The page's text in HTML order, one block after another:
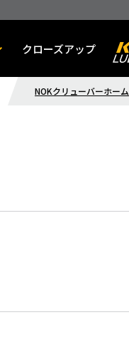
クローズアップ
NOKクリューバーホーム